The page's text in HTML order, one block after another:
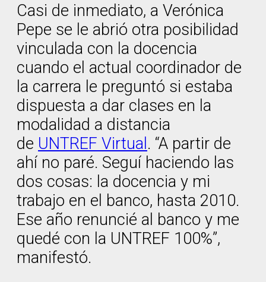
Casi de inmediato, a Verónica
Pepe se le abrió otra posibilidad
vinculada con la docencia
cuando el actual coordinador de
la carrera le preguntó si estaba
dispuesta a dar clases en la
modalidad a distancia
de UNTREF Virtual . “A partir de
ahí no paré. Seguí haciendo las
dos cosas: la docencia y mi
trabajo en el banco, hasta 2010.
Ese año renuncié al banco y me
quedé con la UNTREF 100%”,
manifestó.